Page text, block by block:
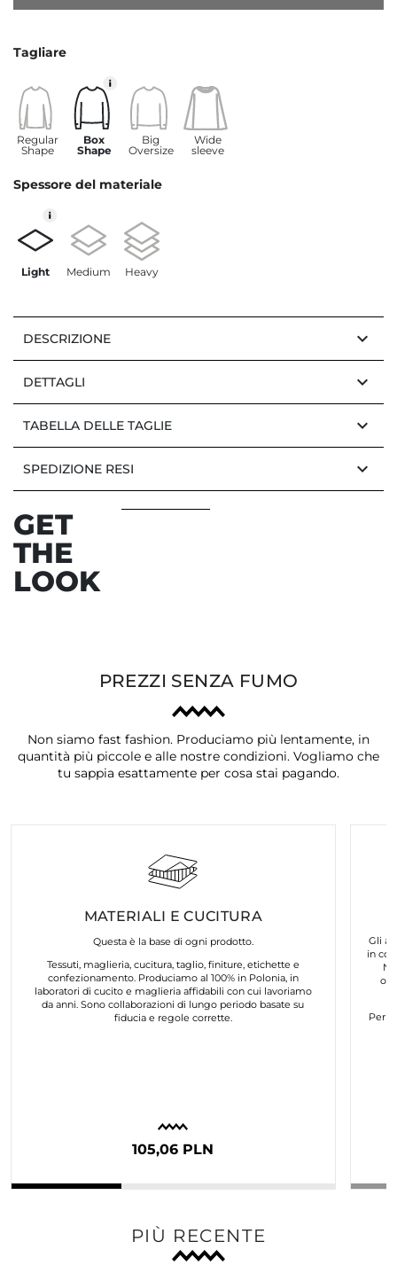
Tagliare
Regular
Shape
Box
Shape
Big
Oversize
Wide
sleeve
Spessore del materiale
Light Medium Heavy
DESCRIZIONE keyboard_arrow_down
DETTAGLI keyboard_arrow_down
TABELLA DELLE TAGLIE keyboard_arrow_down
SPEDIZIONE RESI keyboard_arrow_down
GET
THE
LOOK
PREZZI SENZA FUMO
Non siamo fast fashion. Produciamo più lentamente, in
quantità più piccole e alle nostre condizioni. Vogliamo che
tu sappia esattamente per cosa stai pagando.
MATERIALI E CUCITURA
Questa è la base di ogni prodotto.
Tessuti, maglieria, cucitura, taglio, finiture, etichette e
confezionamento. Produciamo al 100% in Polonia, in
laboratori di cucito e maglieria affidabili con cui lavoriamo
da anni. Sono collaborazioni di lungo periodo basate su
fiducia e regole corrette.
105,06 PLN
Gli
in
Per
PIÙ RECENTE